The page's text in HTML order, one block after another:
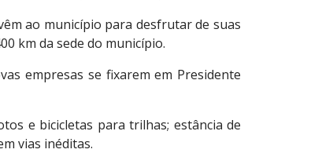
ao município para desfrutar de suas
km da sede do município.
empresas se fixarem em Presidente
e bicicletas para trilhas; estância de
vias inéditas.